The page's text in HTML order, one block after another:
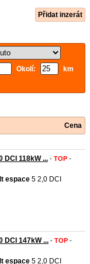
Přidat inzerát
Okolí:
km
Cena
DCI 118kW ... - TOP -
espace 5 2,0 DCI
DCI 147kW ... - TOP -
espace 5 2,0 DCI